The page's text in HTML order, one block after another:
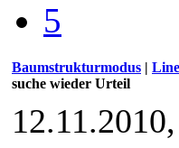
5
Baumstrukturmodus |
suche wieder Urteil